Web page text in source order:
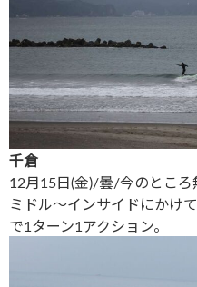
千倉
12月15日(金)/曇/今のとこ
ミドル〜インサイドにかけ
で1ターン1アクション。